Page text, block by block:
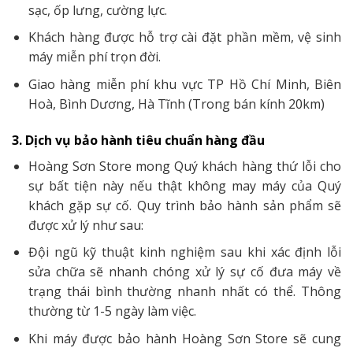
sạc, ốp lưng, cường lực.
Khách hàng được hỗ trợ cài đặt phần mềm, vệ sinh
máy miễn phí trọn đời.
Giao hàng miễn phí khu vực TP Hồ Chí Minh, Biên
Hoà, Bình Dương, Hà Tĩnh (Trong bán kính 20km)
3. Dịch vụ bảo hành tiêu chuẩn hàng đầu
Hoàng Sơn Store mong Quý khách hàng thứ lỗi cho
sự bất tiện này nếu thật không may máy của Quý
khách gặp sự cố. Quy trình bảo hành sản phẩm sẽ
được xử lý như sau:
Đội ngũ kỹ thuật kinh nghiệm sau khi xác định lỗi
sửa chữa sẽ nhanh chóng xử lý sự cố đưa máy về
trạng thái bình thường nhanh nhất có thể. Thông
thường từ 1-5 ngày làm việc.
Khi máy được bảo hành Hoàng Sơn Store sẽ cung